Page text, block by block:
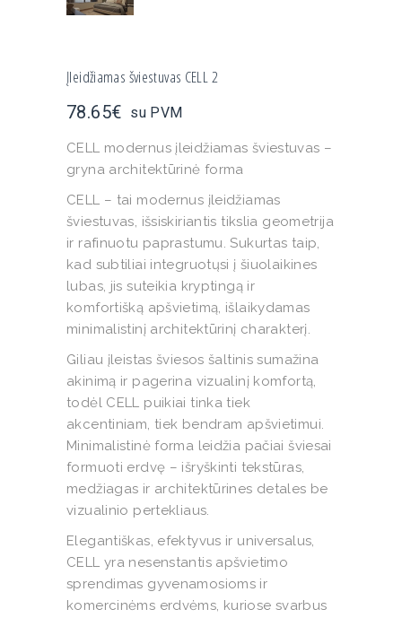
Įleidžiamas šviestuvas CELL 2
78.65€ su PVM
CELL modernus įleidžiamas šviestuvas –
gryna architektūrinė forma
CELL – tai modernus įleidžiamas
šviestuvas, išsiskiriantis tikslia geometrija
ir rafinuotu paprastumu. Sukurtas taip,
kad subtiliai integruotųsi į šiuolaikines
lubas, jis suteikia kryptingą ir
komfortišką apšvietimą, išlaikydamas
minimalistinį architektūrinį charakterį.
Giliau įleistas šviesos šaltinis sumažina
akinimą ir pagerina vizualinį komfortą,
todėl CELL puikiai tinka tiek
akcentiniam, tiek bendram apšvietimui.
Minimalistinė forma leidžia pačiai šviesai
formuoti erdvę – išryškinti tekstūras,
medžiagas ir architektūrines detales be
vizualinio pertekliaus.
Elegantiškas, efektyvus ir universalus,
CELL yra nesenstantis apšvietimo
sprendimas gyvenamosioms ir
komercinėms erdvėms, kuriose svarbus